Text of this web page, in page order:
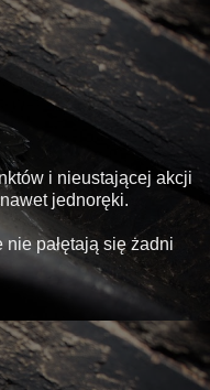
i nieustającej akcji
jednoręki.
pałętają się żadni